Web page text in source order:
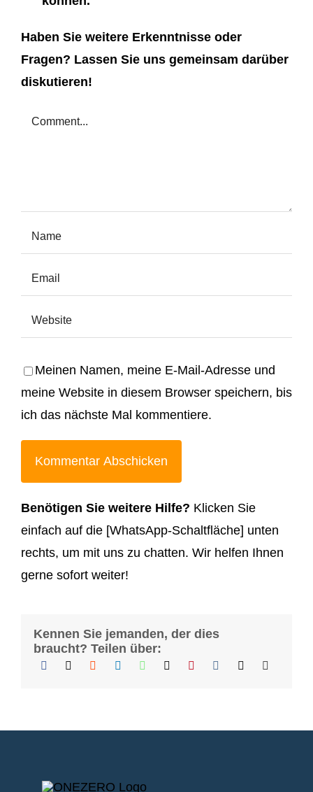
Haben Sie weitere Erkenntnisse oder
Fragen? Lassen Sie uns gemeinsam darüber
diskutieren!
Comment
Meinen Namen, meine E-Mail-Adresse und
meine Website in diesem Browser speichern, bis
ich das nächste Mal kommentiere.
Benötigen Sie weitere Hilfe? Klicken Sie
einfach auf die [WhatsApp-Schaltfläche] unten
rechts, um mit uns zu chatten. Wir helfen Ihnen
gerne sofort weiter!
Kennen Sie jemanden, der dies
braucht? Teilen über: